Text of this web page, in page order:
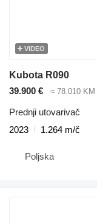
VIDEO
Kubota R090
39.900 €
≈ 78.010 KM
Prednji utovarivač
2023
1.264 m/č
Poljska